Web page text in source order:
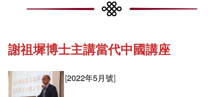
《新亞簡訊》
《新亞書院概覽》
其他書院出版
College Updates
Student Development
Staff Engagement
謝祖墀博士主講當代中國講座
[2022年5月號]